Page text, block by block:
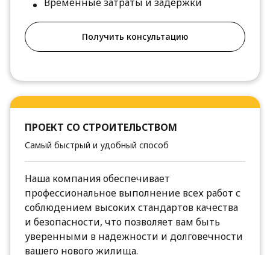
Получить консультацию
ПРОЕКТ СО СТРОИТЕЛЬСТВОМ
Самый быстрый и удобный способ
Наша компания обеспечивает
профессиональное выполнение всех работ с
соблюдением высоких стандартов качества
и безопасности, что позволяет вам быть
уверенными в надежности и долговечности
вашего нового жилища.